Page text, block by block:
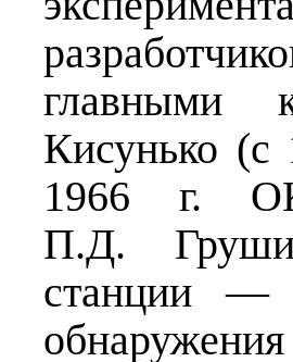
главными
Кисунько
1966 г.
П.Д.
станции —